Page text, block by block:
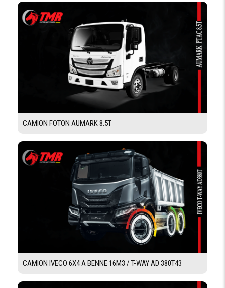
CAMION FOTON AUMARK 8.5T
CAMION IVECO 6X4 A BENNE 16M3 / T-WAY AD 380T43